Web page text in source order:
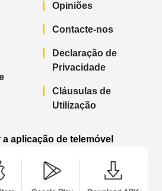
Opiniões
Contacte-nos
Declaração de
Privacidade
Cláusulas de
Utilização
a aplicação de telemóvel